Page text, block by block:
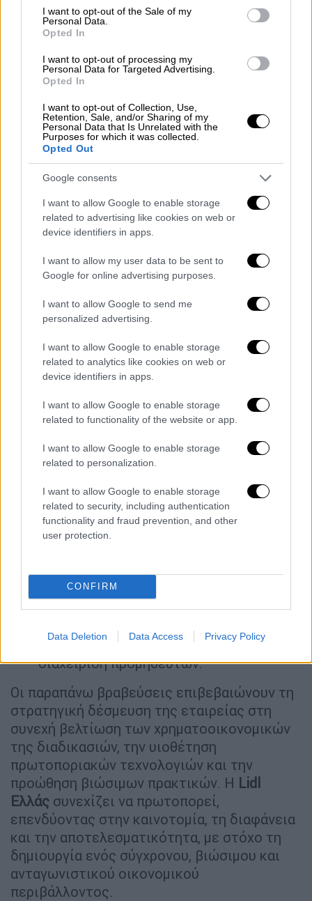
consent section.
I want to opt-out of the Sale of my
Personal Data.
Opted In
I want to opt-out of processing my
Personal Data for Targeted Advertising.
Opted In
I want to opt-out of Collection, Use,
Retention, Sale, and/or Sharing of my
Personal Data that Is Unrelated with the
Purposes for which it was collected.
Opted Out
Google consents
I want to allow Google to enable storage
related to advertising like cookies on web or
device identifiers in apps.
I want to allow my user data to be sent to
Google for online advertising purposes.
I want to allow Google to send me
personalized advertising.
I want to allow Google to enable storage
related to analytics like cookies on web or
device identifiers in apps.
I want to allow Google to enable storage
related to functionality of the website or app.
I want to allow Google to enable storage
related to personalization.
I want to allow Google to enable storage
related to security, including authentication
functionality and fraud prevention, and other
user protection.
CONFIRM
Data Deletion Data Access Privacy Policy
Νοημοσύνη (A.I.): Αυτοματοποιεί τη ροή
δεδομένων μεταξύ Λογιστηρίου και
αυξάνοντας την αποτελεσματικότητα.
Financial
Analysis
– Treasury System
Βραβείαστις κατηγορίεςFinancial
Reporting,Planning and Analysis
&Cash Management
διαχείριση τραπεζικών κινήσεων,
TAX Diary – Φορολογικό Ημερολόγιο –
Gold Βραβείοστην κατηγορία
1.000 φορολογικές εργασίες ετησίως,
διασφαλίζοντας ακρίβεια και
συμμόρφωση.
Web Electronic Data
στην κατηγορία
Client Operations: Ηλεκτρονική
ανταλλαγή επιχειρηματικών εγγράφων
ταχύτητα συναλλαγών και βελτιώνει την
ακρίβεια.
Dynamic Supplier Accessibility– 2 Silver
Βραβείαστις κατηγορίες
Επιχειρηματική Αξία & Καινοτομία και
Client Operations: Πλατφόρμα που δίνει
στους προμηθευτές πρόσβαση στις
πληρωμές τους και δυναμικές
REB & eLiAS – Silver Βραβείοστην
κατηγορίαΨηφιακός Μετασχηματισμός
Αυτοματοποιημένη επεξεργασία και
έγκριση τιμολογίων που ενισχύει τη
διαφάνεια και την αποδοτικότητα στη
διαχείριση προμηθευτών.
Οι παραπάνω βραβεύσεις επιβεβαιώνουν τη
στρατηγική δέσμευση της εταιρείας στη
συνεχή βελτίωση των χρηματοοικονομικών
της διαδικασιών, την υιοθέτηση
πρωτοποριακών τεχνολογιών και την
προώθηση βιώσιμων πρακτικών. Η Lidl
Ελλάς συνεχίζει να πρωτοπορεί,
επενδύοντας στην καινοτομία, τη διαφάνεια
και την αποτελεσματικότητα, με στόχο τη
δημιουργία ενός σύγχρονου, βιώσιμου και
ανταγωνιστικού οικονομικού
περιβάλλοντος.